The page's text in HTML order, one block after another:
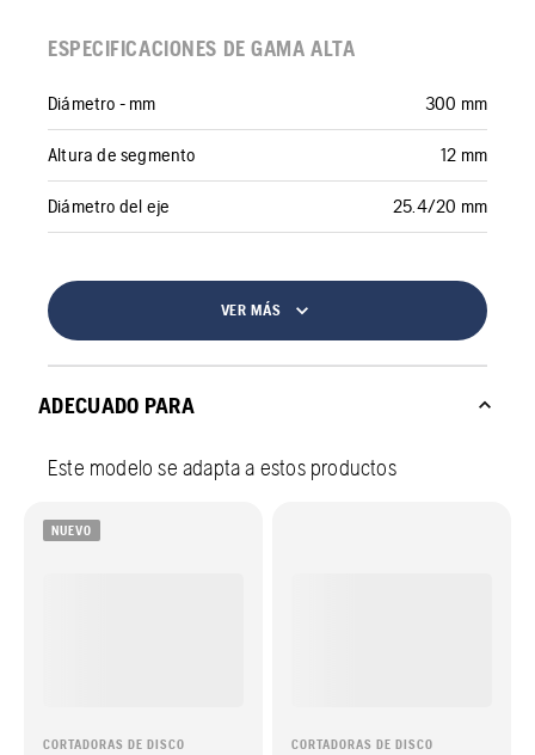
ESPECIFICACIONES DE GAMA ALTA
Diámetro - mm 300 mm
Altura de segmento 12 mm
Diámetro del eje 25.4/20 mm
VER MÁS
ADECUADO PARA
Este modelo se adapta a estos productos
NUEVO
CORTADORAS DE DISCO CORTADORAS DE DISCO